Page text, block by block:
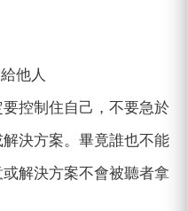
他人
控制住自己，不要急於
決方案。畢竟誰也不能
解決方案不會被聽者拿